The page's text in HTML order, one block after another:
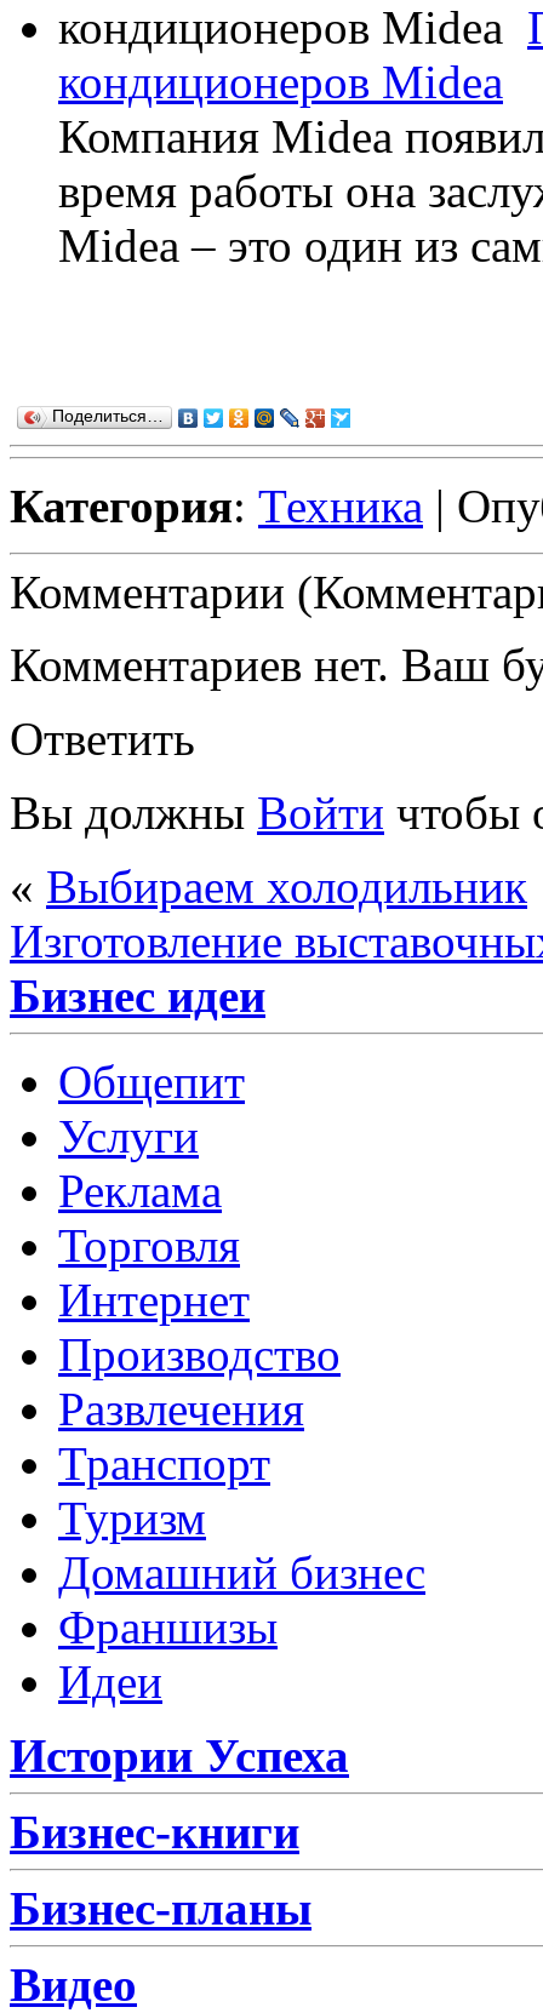
кондиционеров Midea
Компания Midea
время работы она
Midea – это один из
Поделиться…
Категория: Техника |
Комментарии
Комментариев нет. Ваш
Ответить
Вы должны Войти чтобы
« Выбираем холодильник
Изготовление
Бизнес идеи
Общепит
Услуги
Реклама
Торговля
Интернет
Производство
Развлечения
Транспорт
Туризм
Домашний бизнес
Франшизы
Идеи
Истории Успеха
Бизнес-книги
Бизнес-планы
Видео